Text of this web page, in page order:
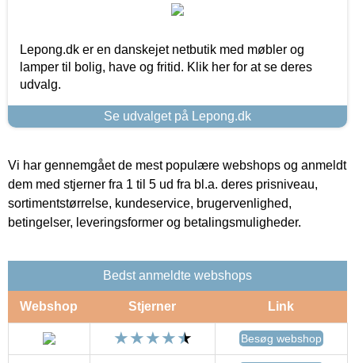
Lepong.dk er en danskejet netbutik med møbler og
lamper til bolig, have og fritid. Klik her for at se deres
udvalg.
Se udvalget på Lepong.dk
Vi har gennemgået de mest populære webshops og anmeldt
dem med stjerner fra 1 til 5 ud fra bl.a. deres prisniveau,
sortimentstørrelse, kundeservice, brugervenlighed,
betingelser, leveringsformer og betalingsmuligheder.
Bedst anmeldte webshops
Webshop Stjerner Link
Besøg webshop